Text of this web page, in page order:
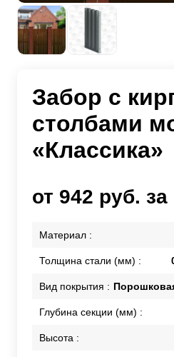
Забор с
столбами
«Классика»
от 942 руб.
Материал :
Толщина стали (мм) :
Вид покрытия :
Глубина секции (мм) :
Высота :